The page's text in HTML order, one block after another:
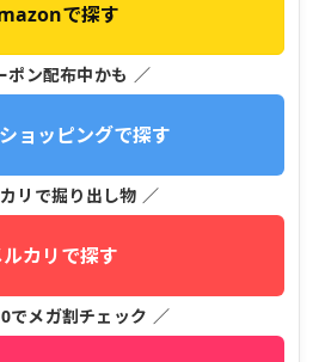
で探す
ポン配布中かも ／
ョッピングで探す
リで掘り出し物 ／
カリで探す
でメガ割チェック ／